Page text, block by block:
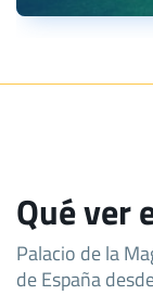
Qué ver
Palacio de la
de España